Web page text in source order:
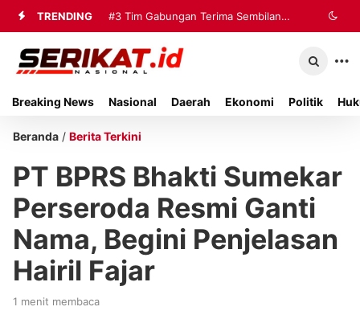
TRENDING #3 Tim Gabungan Terima Sembilan
Korban Evakuasi KM Mutiara Sentosa
Breaking News Nasional Daerah Ekonomi Politik
Beranda / Berita Terkini
PT BPRS Bhakti Sumekar
Perseroda Resmi Ganti
Nama, Begini Penjelasan
Hairil Fajar
1 menit membaca